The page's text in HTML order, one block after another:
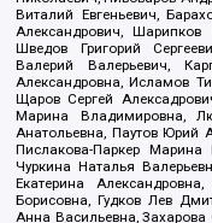
Виталий Евгеньевич,
Александрович,
Шведов Григорий
Валерий Валерьевич,
Александровна, Исламов
Щаров Сергей
Марина Владимировна,
Анатольевна, Паутов Юрий
Пислакова-Паркер Марина
Чуркина Наталья
Екатерина
Борисовна, Гудков Лев
Анна Васильевна, Захарова